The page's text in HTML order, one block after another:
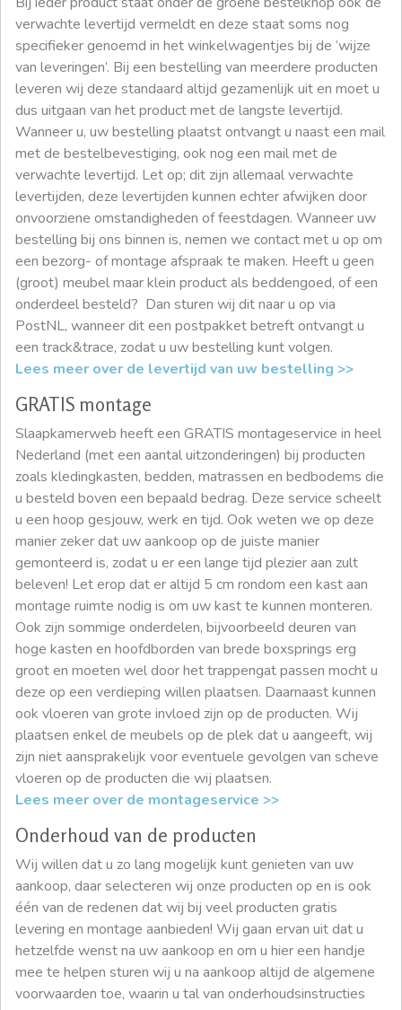
verwachte levertijd vermeldt en deze staat soms nog
specifieker genoemd in het winkelwagentjes bij de ‘wijze
van leveringen’. Bij een bestelling van meerdere producten
leveren wij deze standaard altijd gezamenlijk uit en moet u
dus uitgaan van het product met de langste levertijd.
Wanneer u, uw bestelling plaatst ontvangt u naast een mail
met de bestelbevestiging, ook nog een mail met de
verwachte levertijd. Let op; dit zijn allemaal verwachte
levertijden, deze levertijden kunnen echter afwijken door
onvoorziene omstandigheden of feestdagen. Wanneer uw
bestelling bij ons binnen is, nemen we contact met u op om
een bezorg- of montage afspraak te maken. Heeft u geen
(groot) meubel maar klein product als beddengoed, of een
onderdeel besteld? Dan sturen wij dit naar u op via
PostNL, wanneer dit een postpakket betreft ontvangt u
een track&trace, zodat u uw bestelling kunt volgen.
Lees meer over de levertijd van uw bestelling >>
GRATIS montage
Slaapkamerweb heeft een GRATIS montageservice in heel
Nederland (met een aantal uitzonderingen) bij producten
zoals kledingkasten, bedden, matrassen en bedbodems die
u besteld boven een bepaald bedrag. Deze service scheelt
u een hoop gesjouw, werk en tijd. Ook weten we op deze
manier zeker dat uw aankoop op de juiste manier
gemonteerd is, zodat u er een lange tijd plezier aan zult
beleven! Let erop dat er altijd 5 cm rondom een kast aan
montage ruimte nodig is om uw kast te kunnen monteren.
Ook zijn sommige onderdelen, bijvoorbeeld deuren van
hoge kasten en hoofdborden van brede boxsprings erg
groot en moeten wel door het trappengat passen mocht u
deze op een verdieping willen plaatsen. Daarnaast kunnen
ook vloeren van grote invloed zijn op de producten. Wij
plaatsen enkel de meubels op de plek dat u aangeeft, wij
zijn niet aansprakelijk voor eventuele gevolgen van scheve
vloeren op de producten die wij plaatsen.
Lees meer over de montageservice >>
Onderhoud van de producten
Wij willen dat u zo lang mogelijk kunt genieten van uw
aankoop, daar selecteren wij onze producten op en is ook
één van de redenen dat wij bij veel producten gratis
levering en montage aanbieden! Wij gaan ervan uit dat u
hetzelfde wenst na uw aankoop en om u hier een handje
mee te helpen sturen wij u na aankoop altijd de algemene
voorwaarden toe, waarin u tal van onderhoudsinstructies